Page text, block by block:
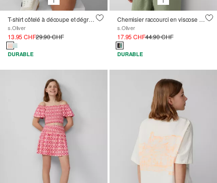
T-shirt côtelé à découpe et dégradé de couleurs
s.Oliver
13.95 CHF29.90 CHF
DURABLE
Chemisier raccourci en viscose satinée
s.Oliver
17.95 CHF44.90 CHF
DURABLE